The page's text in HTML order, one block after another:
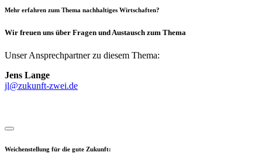
Mehr erfahren zum Thema nachhaltiges Wirtschaften?
Wir freuen uns über Fragen und Austausch zum Thema
Unser Ansprechpartner zu diesem Thema:
Jens Lange
jl@zukunft-zwei.de
Weichenstellung für die gute Zukunft: